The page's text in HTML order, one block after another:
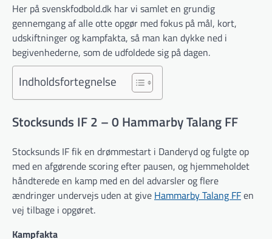
Her på svenskfodbold.dk har vi samlet en grundig
gennemgang af alle otte opgør med fokus på mål, kort,
udskiftninger og kampfakta, så man kan dykke ned i
begivenhederne, som de udfoldede sig på dagen.
Indholdsfortegnelse
Stocksunds IF 2 – 0 Hammarby Talang FF
Stocksunds IF fik en drømmestart i Danderyd og fulgte op
med en afgørende scoring efter pausen, og hjemmeholdet
håndterede en kamp med en del advarsler og flere
ændringer undervejs uden at give Hammarby Talang FFen
vej tilbage i opgøret.
Kampfakta